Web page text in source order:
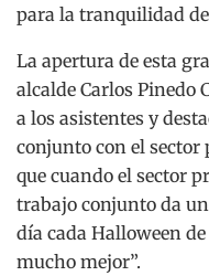
para la tranquilidad
La apertura de esta
alcalde Carlos Pinedo
a los asistentes y
conjunto con el sector
que cuando el sector
trabajo conjunto da
día cada Halloween
mucho mejor”.